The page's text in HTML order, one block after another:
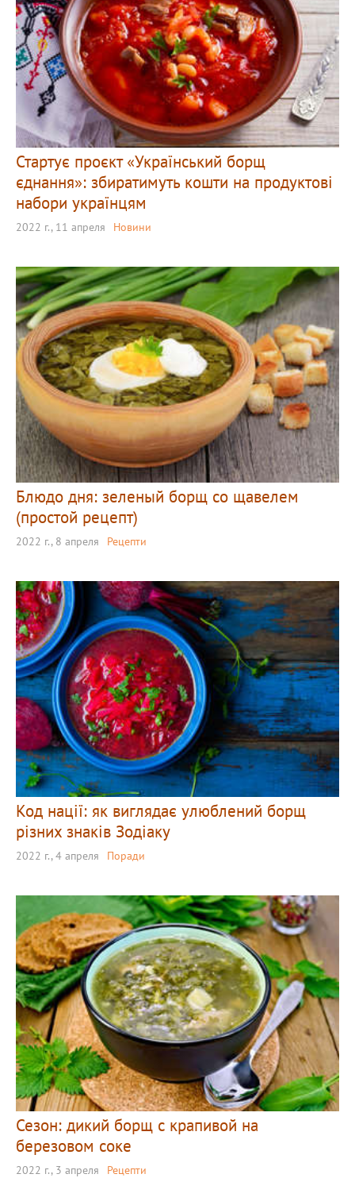
Стартує проєкт «Український борщ
єднання»: збиратимуть кошти на продуктові
набори українцям
2022 г., 11 апреля Новини
Блюдо дня: зеленый борщ со щавелем
(простой рецепт)
2022 г., 8 апреля Рецепти
Код нації: як виглядає улюблений борщ
різних знаків Зодіаку
2022 г., 4 апреля Поради
Сезон: дикий борщ с крапивой на
березовом соке
2022 г., 3 апреля Рецепти